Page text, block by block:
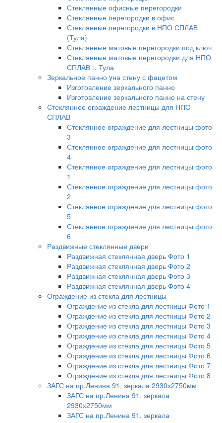
Стеклянные офисные перегородки
Стеклянные перегородки в офис
Стеклянные перегородки в НПО СПЛАВ
(Тула)
Стеклянные матовые перегородки под ключ
Стеклянные матовые перегородки для НПО
СПЛАВ г. Тула
Зеркальное панно yна стену с фацетом
Изготовление зеркального панно
Изготовление зеркального панно на стену
Стеклянное ограждение лестницы для НПО
СПЛАВ
Стеклянное ограждение для лестницы фото
3
Стеклянное ограждение для лестницы фото
4
Стеклянное ограждение для лестницы фото
1
Стеклянное ограждение для лестницы фото
2
Стеклянное ограждение для лестницы фото
5
Стеклянное ограждение для лестницы фото
6
Раздвижные стеклянные двери
Раздвижная стеклянная дверь Фото 1
Раздвижная стеклянная дверь Фото 2
Раздвижная стеклянная дверь Фото 3
Раздвижная стеклянная дверь Фото 4
Ограждение из стекла для лестницы
Ограждение из стекла для лестницы Фото 1
Ограждение из стекла для лестницы Фото 2
Ограждение из стекла для лестницы Фото 3
Ограждение из стекла для лестницы Фото 4
Ограждение из стекла для лестницы Фото 5
Ограждение из стекла для лестницы Фото 6
Ограждение из стекла для лестницы Фото 7
Ограждение из стекла для лестницы Фото 8
ЗАГС на пр.Ленина 91, зеркала 2930х2750мм
ЗАГС на пр.Ленина 91, зеркала
2930х2750мм
ЗАГС на пр.Ленина 91, зеркала